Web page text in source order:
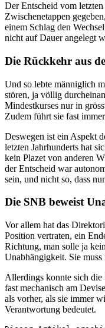
Der Entscheid vom
Zwischenetappen
einem Schlag den
nicht auf Dauer angelegt
Die Rückkehr aus
Und so lebte männiglich
stören, ja völlig
Mindestkurses nur in
Zudem führt sie fast
Deswegen ist ein Aspekt
letzten Jahrhunderts hat
kein Plazet von anderen
der Entscheid war
sein, und nicht so, dass
Die SNB beweist
Vor allem hat das
Position vertraten, ein
Richtung, man solle ja
Unabhängigkeit. Sie
Allerdings konnte sich
fast mechanisch am
als vorher, als sie immer
Verantwortung bedeutet.